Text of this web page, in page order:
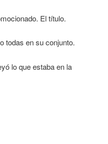
El título.
todas en su conjunto.
lo que estaba en la